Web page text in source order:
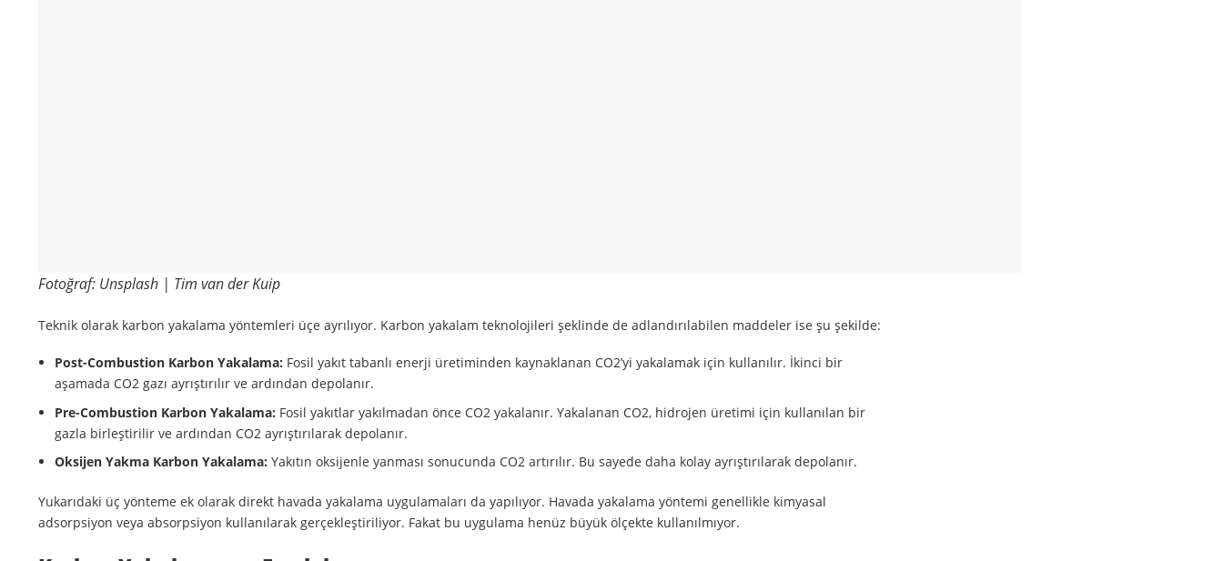
Fotoğraf: Unsplash | Tim van der Kuip
Teknik olarak karbon yakalama yöntemleri üçe ayrılıyor. Karbon yakalam teknolojileri şeklinde de adlandırılabilen maddeler ise şu şekilde:
Post-Combustion Karbon Yakalama: Fosil yakıt tabanlı enerji üretiminden kaynaklanan CO2’yi yakalamak için kullanılır. İkinci bir
aşamada CO2 gazı ayrıştırılır ve ardından depolanır.
Pre-Combustion Karbon Yakalama: Fosil yakıtlar yakılmadan önce CO2 yakalanır. Yakalanan CO2, hidrojen üretimi için kullanılan bir
gazla birleştirilir ve ardından CO2 ayrıştırılarak depolanır.
Oksijen Yakma Karbon Yakalama: Yakıtın oksijenle yanması sonucunda CO2 artırılır. Bu sayede daha kolay ayrıştırılarak depolanır.
Yukarıdaki üç yönteme ek olarak direkt havada yakalama uygulamaları da yapılıyor. Havada yakalama yöntemi genellikle kimyasal
adsorpsiyon veya absorpsiyon kullanılarak gerçekleştiriliyor. Fakat bu uygulama henüz büyük ölçekte kullanılmıyor.